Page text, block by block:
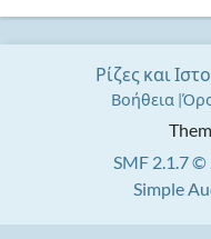
SMF 2.1.7 ©
Simple
Ρίζες και
Βοήθεια